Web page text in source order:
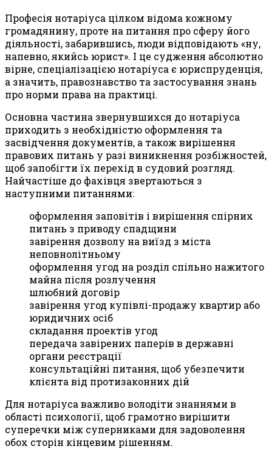
Професія нотаріуса цілком відома кожному
громадянину, проте на питання про сферу його
діяльності, забарившись, люди відповідають «ну,
напевно, якийсь юрист». І це судження абсолютно
вірне, спеціалізацією нотаріуса є юриспруденція,
а значить, правознавство та застосування знань
про норми права на практиці.
Основна частина звернувшихся до нотаріуса
приходить з необхідністю оформлення та
засвідчення документів, а також вирішення
правових питань у разі виникнення розбіжностей,
щоб запобігти їх перехід в судовий розгляд.
Найчастіше до фахівця звертаються з
наступними питаннями:
оформлення заповітів і вирішення спірних
питань з приводу спадщини
завірення дозволу на виїзд з міста
неповнолітньому
оформлення угод на розділ спільно нажитого
майна після розлучення
шлюбний договір
завірення угод купівлі-продажу квартир або
юридичних осіб
складання проектів угод
передача завірених паперів в державні
органи реєстрації
консультаційні питання, щоб убезпечити
клієнта від протизаконних дій
Для нотаріуса важливо володіти знаннями в
області психології, щоб грамотно вирішити
суперечки між суперниками для задоволення
обох сторін кінцевим рішенням.